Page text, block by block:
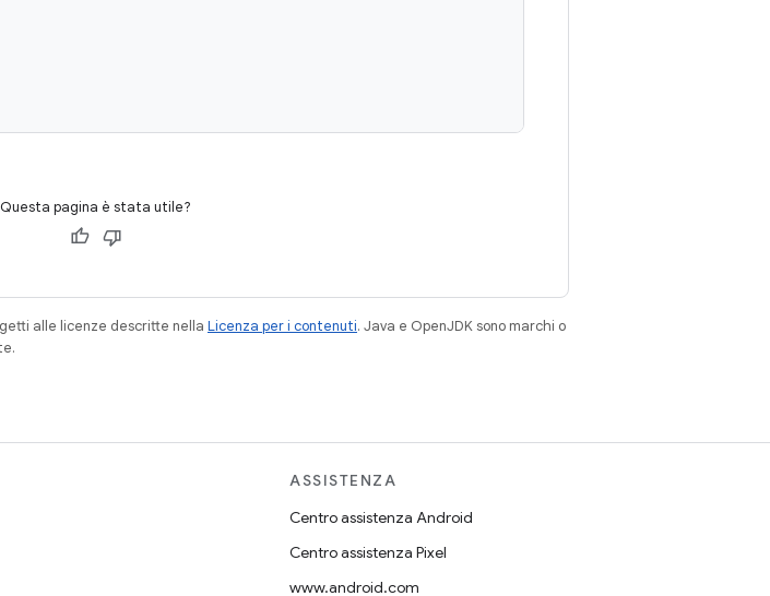
Questa pagina è stata utile?
alle licenze descritte nella Licenza per i contenuti. Java e OpenJDK sono marchi o
ASSISTENZA
Centro assistenza Android
Centro assistenza Pixel
www.android.com